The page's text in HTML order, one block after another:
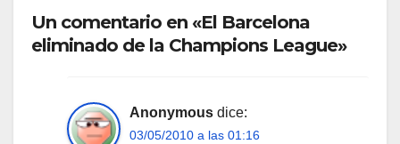
Un comentario en «El Barcelona
eliminado de la Champions League»
Anonymous dice:
03/05/2010 a las 01:16